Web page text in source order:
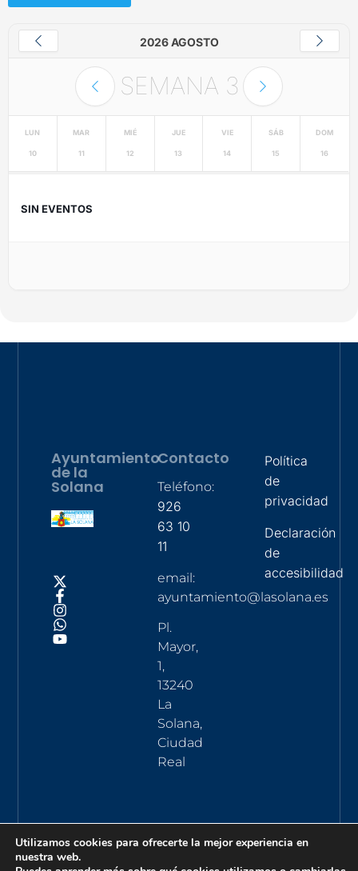
2026 AGOSTO
SEMANA 3
LUN
10
MAR
11
MIÉ
12
JUE
13
VIE
14
SÁB
15
DOM
16
SIN EVENTOS
Ayuntamiento
de la
Solana
Contacto
Teléfono:
926
63 10
11
email:
ayuntamiento@lasolana.es
Pl.
Mayor,
1,
13240
La
Solana,
Ciudad
Real
Política
de
privacidad
Declaración
de
accesibilidad
Utilizamos cookies para ofrecerte la mejor experiencia en
nuestra web.